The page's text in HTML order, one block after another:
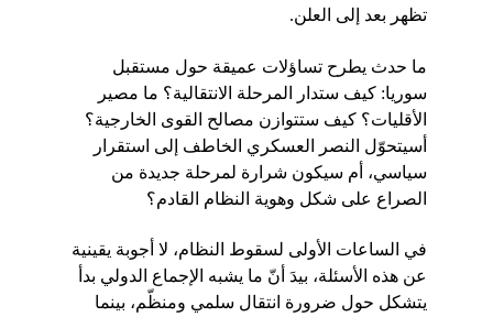
تظهر بعد إلى العلن.
ما حدث يطرح تساؤلات عميقة حول مستقبل
سوريا: كيف ستدار المرحلة الانتقالية؟ ما مصير
الأقليات؟ كيف ستتوازن مصالح القوى الخارجية؟
أسيتحوّل النصر العسكري الخاطف إلى استقرار
سياسي، أم سيكون شرارة لمرحلة جديدة من
الصراع على شكل وهوية النظام القادم؟
في الساعات الأولى لسقوط النظام، لا أجوبة يقينية
عن هذه الأسئلة، بيدَ أنّ ما يشبه الإجماع الدولي بدأ
يتشكل حول ضرورة انتقال سلمي ومنظّم، بينما